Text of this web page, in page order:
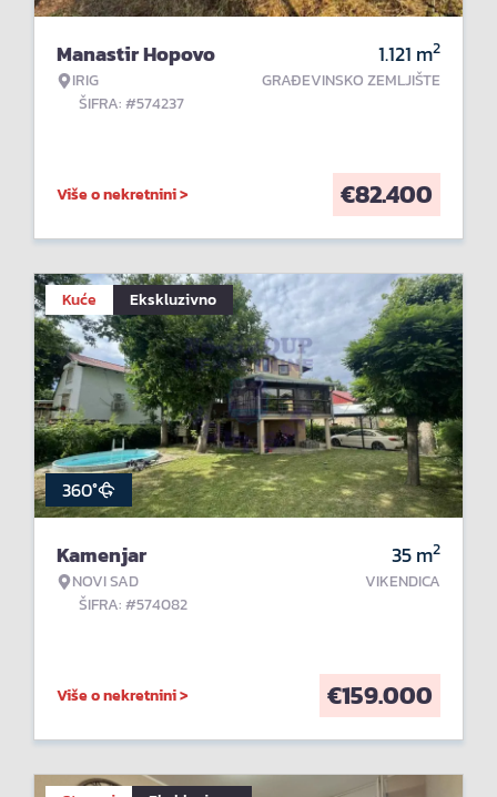
Manastir Hopovo
IRIG
ŠIFRA: #574237
1.121 m2
GRAĐEVINSKO ZEMLJIŠTE
Više o nekretnini > €82.400
Kuće Ekskluzivno
360°
Kamenjar
NOVI SAD
ŠIFRA: #574082
35m2
VIKENDICA
Više o nekretnini > €159.000